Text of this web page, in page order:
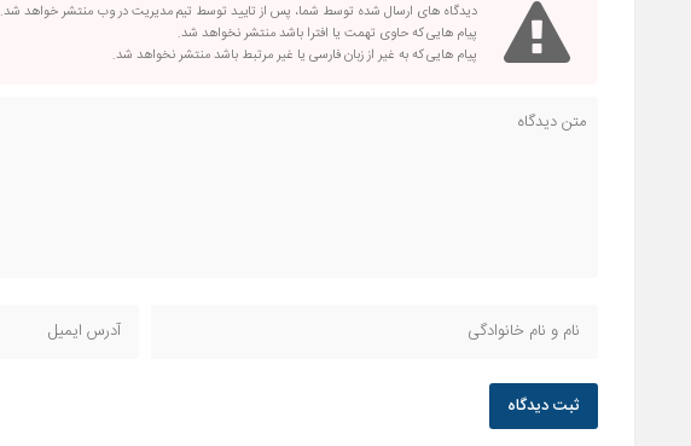
دیدگاه های ارسال شده توسط شما، پس از تایید توسط تیم مدیریت در وب منتشر خواهد شد.
پیام هایی که حاوی تهمت یا افترا باشد منتشر نخواهد شد.
پیام هایی که به غیر از زبان فارسی یا غیر مرتبط باشد منتشر نخواهد شد.
ثبت دیدگاه